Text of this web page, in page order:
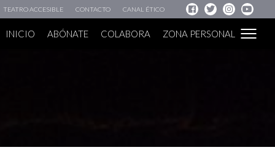
TEATRO ACCESIBLE CONTACTO CANAL ÉTICO
INICIO ABÓNATE COLABORA ZONA PERSONAL